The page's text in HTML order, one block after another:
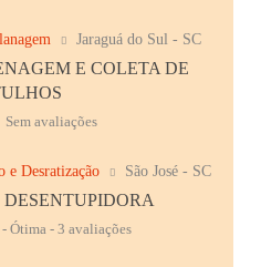
Jaraguá do Sul - SC
E COLETA DE
Sem avaliações
e Desratização São José - SC
Ótima - 3 avaliações